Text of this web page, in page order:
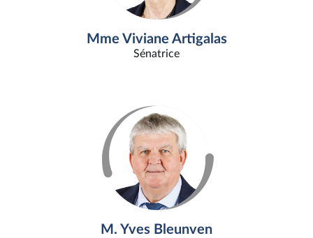
Mme Viviane Artigalas
Sénatrice
M. Yves Bleunven